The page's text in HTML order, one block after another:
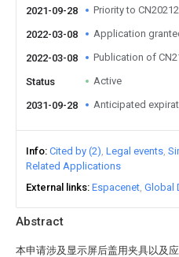
Abstract
本申请涉及显示屏后盖用夹具以及
2021-09-28
Priority to
2022-03-08 Application
2022-03-08 Publication of
Status Active
2031-09-28 Anticipated
Info Cited by (2) Legal events
Related Applications
External links Espacenet Global